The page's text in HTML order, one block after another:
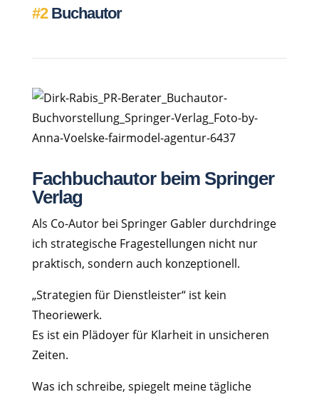
#2Buchautor
Fachbuchautor beim Springer
Verlag
Als Co-Autor bei Springer Gabler durchdringe
ich strategische Fragestellungen nicht nur
praktisch, sondern auch konzeptionell.
„Strategien für Dienstleister“ ist kein
Theoriewerk.
Es ist ein Plädoyer für Klarheit in unsicheren
Zeiten.
Was ich schreibe, spiegelt meine tägliche